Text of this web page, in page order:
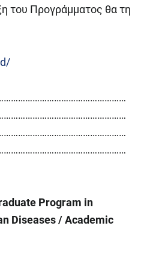
του Προγράμματος θα τη
Program in
Diseases / Academic